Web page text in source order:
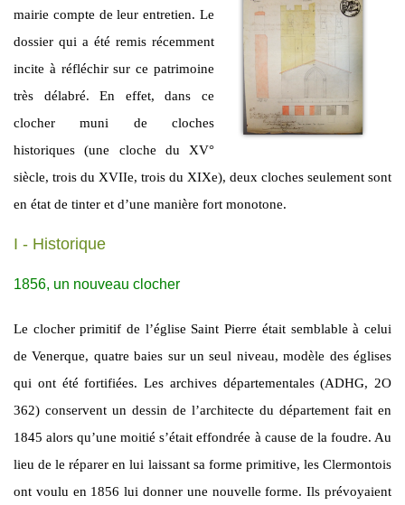
mairie compte de leur entretien. Le
dossier qui a été remis récemment
incite à réfléchir sur ce patrimoine
très délabré. En effet, dans ce
clocher muni de cloches
historiques (une cloche du XV°
siècle, trois du XVIIe, trois du XIXe), deux cloches seulement sont
en état de tinter et d’une manière fort monotone.
I - Historique
1856, un nouveau clocher
Le clocher primitif de l’église Saint Pierre était semblable à celui
de Venerque, quatre baies sur un seul niveau, modèle des églises
qui ont été fortifiées. Les archives départementales (ADHG, 2O
362) conservent un dessin de l’architecte du département fait en
1845 alors qu’une moitié s’était effondrée à cause de la foudre. Au
lieu de le réparer en lui laissant sa forme primitive, les Clermontois
ont voulu en 1856 lui donner une nouvelle forme. Ils prévoyaient